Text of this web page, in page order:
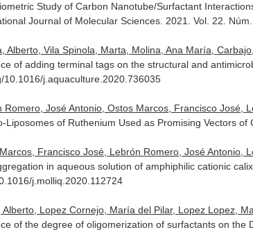
Study of Carbon Nanotube/Surfactant
Journal of Molecular Sciences . 2021. Vol. 22.
Alberto, Vila Spinola, Marta, Molina, Ana María,
of adding terminal tags on the structural and
10.1016/j.aquaculture.2020.736035
Romero, José Antonio, Ostos Marcos, Francisco José,
Liposomes of Ruthenium Used as Promising Vectors of
Francisco José, Lebrón Romero, José Antonio,
in aqueous solution of amphiphilic cationic
j.molliq.2020.112724
Alberto, Lopez Cornejo, María del Pilar, Lopez Lopez,
of the degree of oligomerization of surfactants on the